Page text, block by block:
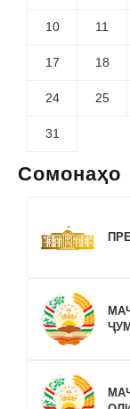
10 11
17 18
24 25
31
Сомонаҳо